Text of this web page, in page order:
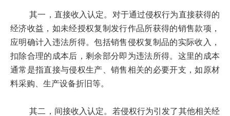
其一，直接收入认定。对于通过侵权行为直接获得的
经济收益，如未经授权复制发行作品所获得的销售款项，
应明确计入违法所得。包括销售侵权复制品的实际收入，
扣除合理的成本后，剩余部分即为违法所得。这里的成本
通常是指直接与侵权生产、销售相关的必要开支，如原材
料采购、生产设备折旧等。
其二，间接收入认定。若侵权行为引发了其他相关经